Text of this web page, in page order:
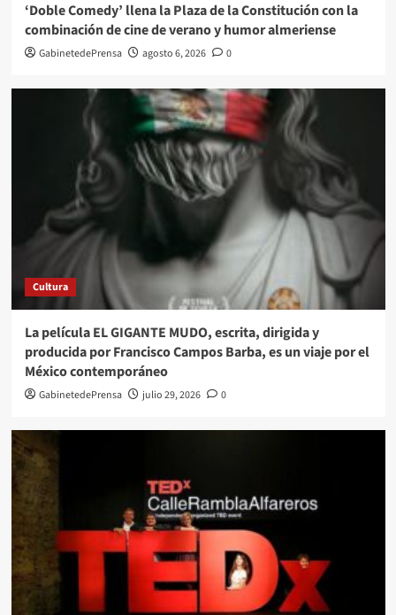
‘Doble Comedy’ llena la Plaza de la Constitución con la
combinación de cine de verano y humor almeriense
GabinetedePrensa agosto 6, 2026 0
Cultura
La película EL GIGANTE MUDO, escrita, dirigida y
producida por Francisco Campos Barba, es un viaje por el
México contemporáneo
GabinetedePrensa julio 29, 2026 0